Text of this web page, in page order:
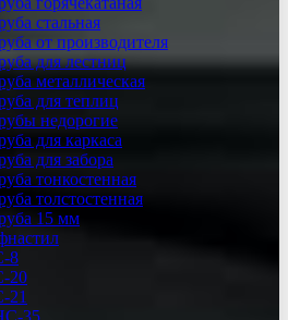
стальная
от производителя
для лестниц
металлическая
для теплиц
недорогие
для каркаса
для забора
тонкостенная
толстостенная
15 мм
8
20
21
35